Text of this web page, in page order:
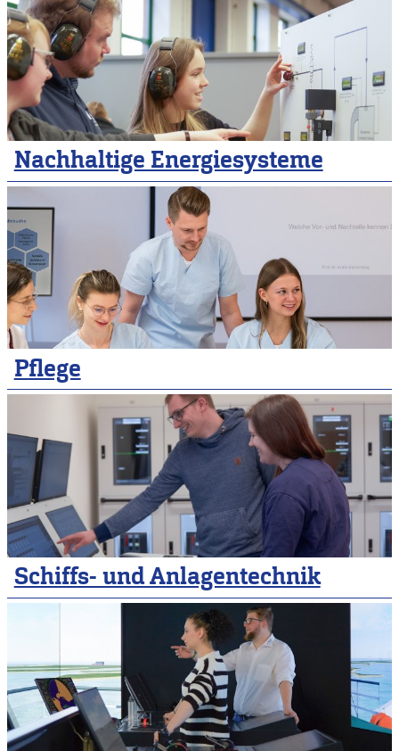
Nachhaltige Energiesysteme
Pflege
Schiffs- und Anlagentechnik